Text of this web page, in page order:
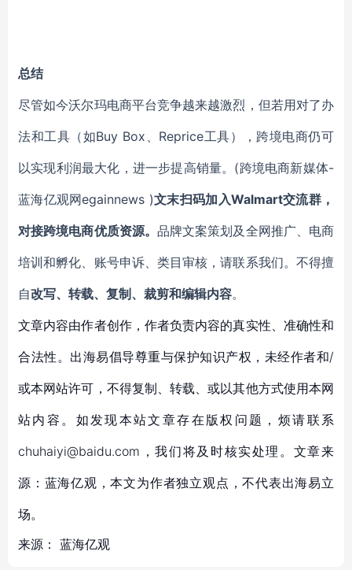
总结
尽管如今沃尔玛电商平台竞争越来越激烈，但若用对了办
法和工具（如Buy Box、Reprice工具），跨境电商仍可
以实现利润最大化，进一步提高销量。(跨境电商新媒体-
蓝海亿观网egainnews )文末扫码加入Walmart交流群，
对接跨境电商优质资源。 品牌文案策划及全网推广、电商
培训和孵化、账号申诉、类目审核，请联系我们。不得擅
自改写、转载、复制、裁剪和编辑内容。
文章内容由作者创作，作者负责内容的真实性、准确性和
合法性。出海易倡导尊重与保护知识产权，未经作者和/
或本网站许可，不得复制、转载、或以其他方式使用本网
站内容。如发现本站文章存在版权问题，烦请联系
chuhaiyi@baidu.com，我们将及时核实处理。文章来
源：蓝海亿观，本文为作者独立观点，不代表出海易立
场。
来源： 蓝海亿观